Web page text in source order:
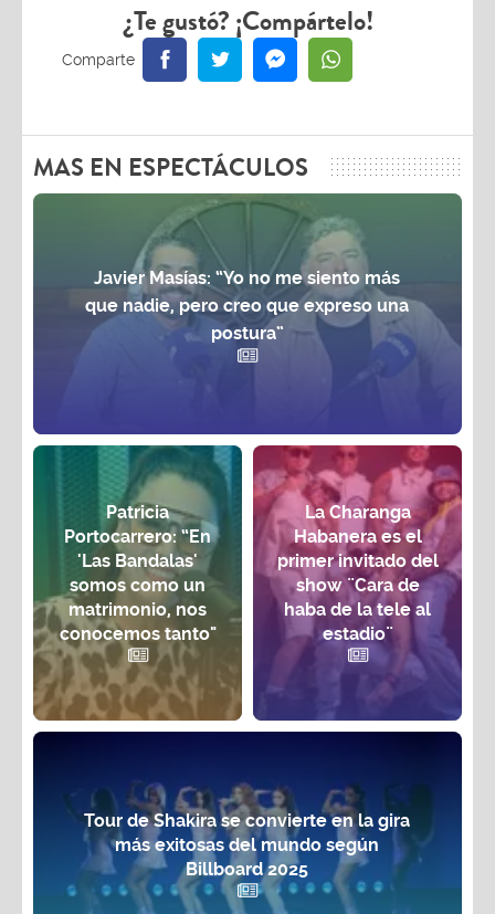
¿Te gustó? ¡Compártelo!
MAS EN ESPECTÁCULOS
Javier Masías: “Yo no me siento más
que nadie, pero creo que expreso una
postura”
Patricia
Portocarrero: “En
'Las Bandalas'
somos como un
matrimonio, nos
conocemos tanto"
La Charanga
Habanera es el
primer invitado del
show ¨Cara de
haba de la tele al
estadio¨
Tour de Shakira se convierte en la gira
más exitosas del mundo según
Billboard 2025